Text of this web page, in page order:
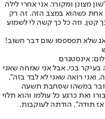
מצונן ומקורר. אני אחרי לילה
אחת כשהוא במצב הזה. זה רק
קטן, וזה כל כך קשה לי לשמוע
אינסטגרם
בכי, אבל אני שמחה שאני
רואה שאני לא לבד בזה",
במשהו שסחבת תשעה
ואת כרגע כל עולמו והוא תלוי
תודה", הודתה לעוקבות.